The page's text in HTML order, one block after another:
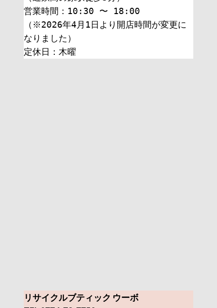
営業時間：10:30 〜 18:00
（※2026年4月1日より開店時間が変更に
なりました）
定休日：木曜
リサイクルブティック ウーボ